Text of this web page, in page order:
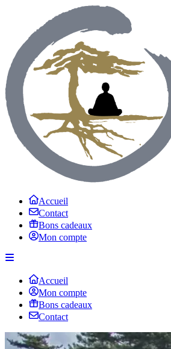
Accueil
Contact
Bons cadeaux
Mon compte
Accueil
Mon compte
Bons cadeaux
Contact